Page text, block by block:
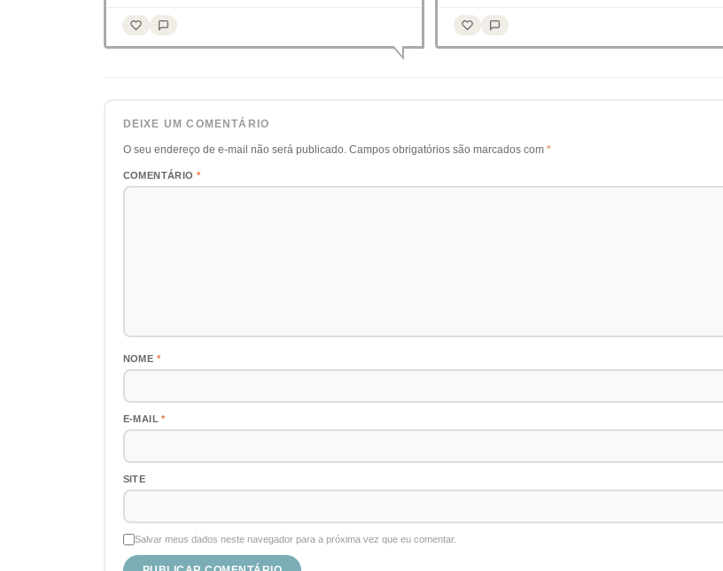
DEIXE UM COMENTÁRIO
O seu endereço de e-mail não será publicado. Campos obrigatórios são marcados com *
COMENTÁRIO *
NOME *
E-MAIL*
SITE
Salvar meus dados neste navegador para a próxima vez que eu comentar.